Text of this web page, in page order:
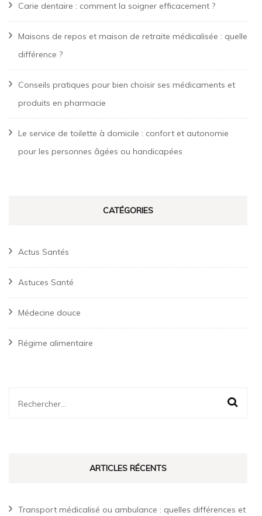
Carie dentaire : comment la soigner efficacement ?
Maisons de repos et maison de retraite médicalisée : quelle
différence ?
Conseils pratiques pour bien choisir ses médicaments et
produits en pharmacie
Le service de toilette à domicile : confort et autonomie
pour les personnes âgées ou handicapées
CATÉGORIES
Actus Santés
Astuces Santé
Médecine douce
Régime alimentaire
Rechercher :
ARTICLES RÉCENTS
Transport médicalisé ou ambulance : quelles différences et